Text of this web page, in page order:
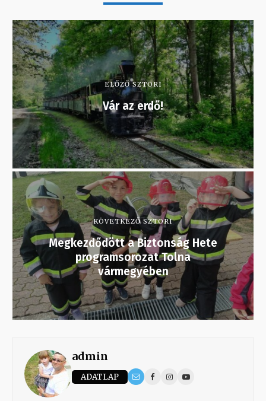
ELŐZŐ SZTORI
Vár az erdő!
KÖVETKEZŐ SZTORI
Megkezdődött a Biztonság Hete
programsorozat Tolna
vármegyében
admin
ADATLAP